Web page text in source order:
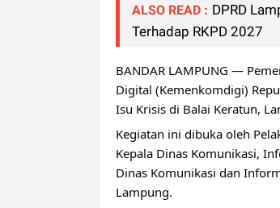
ALSO READ : DPRD
Terhadap RKPD 2027
BANDAR LAMPUNG —
Digital (Kemenkomdigi)
Isu Krisis di Balai Keratun,
Kegiatan ini dibuka oleh
Kepala Dinas Komunikasi,
Dinas Komunikasi dan
Lampung.